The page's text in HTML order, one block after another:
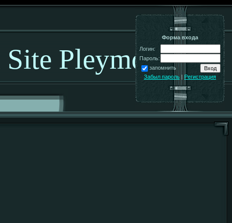
Pleymo!
Форма входа
Логин:
Пароль:
запомнить
Забыл пароль | Регистрация